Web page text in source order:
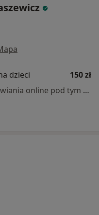
dzieci
150 zł
Specjalista nie oferuje umawiania online pod tym adresem.